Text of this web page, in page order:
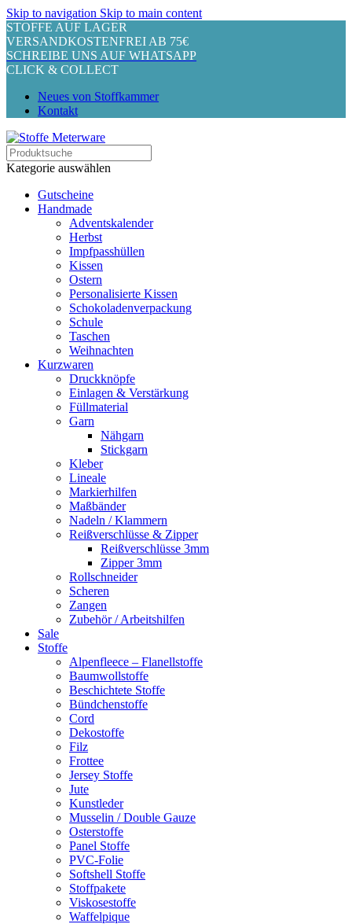
Skip to navigation Skip to main content
STOFFE AUF LAGER
VERSANDKOSTENFREI AB 75€
SCHREIBE UNS AUF WHATSAPP
CLICK & COLLECT
Neues von Stoffkammer
Kontakt
Kategorie auswählen
Gutscheine
Handmade
Adventskalender
Herbst
Impfpasshüllen
Kissen
Ostern
Personalisierte Kissen
Schokoladenverpackung
Schule
Taschen
Weihnachten
Kurzwaren
Druckknöpfe
Einlagen & Verstärkung
Füllmaterial
Garn
Nähgarn
Stickgarn
Kleber
Lineale
Markierhilfen
Maßbänder
Nadeln / Klammern
Reißverschlüsse & Zipper
Reißverschlüsse 3mm
Zipper 3mm
Rollschneider
Scheren
Zangen
Zubehör / Arbeitshilfen
Sale
Stoffe
Alpenfleece – Flanellstoffe
Baumwollstoffe
Beschichtete Stoffe
Bündchenstoffe
Cord
Dekostoffe
Filz
Frottee
Jersey Stoffe
Jute
Kunstleder
Musselin / Double Gauze
Osterstoffe
Panel Stoffe
PVC-Folie
Softshell Stoffe
Stoffpakete
Viskosestoffe
Waffelpique